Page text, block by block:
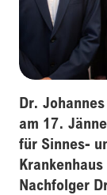
Dr.
am 17.
für Sinnes-
Nachfolger